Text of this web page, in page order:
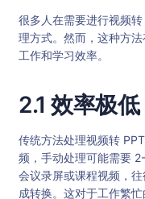
很多人在需要进行视频
理方式。然而，这种方
工作和学习效率。
2.1 效率极
传统方法处理视频转
频，手动处理可能需要
会议录屏或课程视频，
成转换。这对于工作繁